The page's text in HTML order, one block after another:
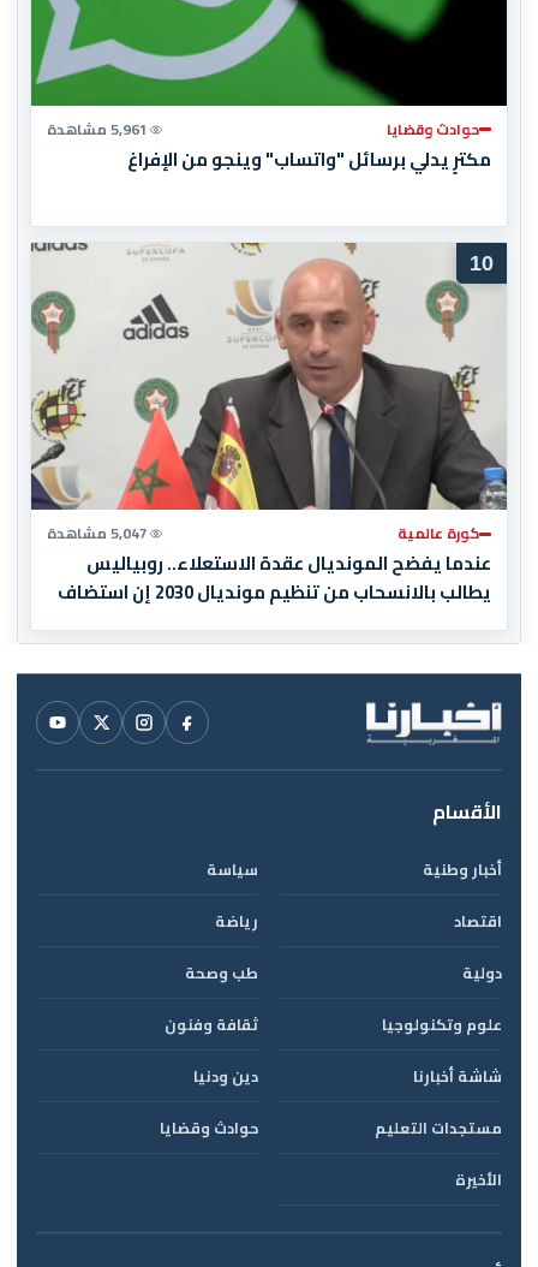
حوادث وقضايا 5,961 مشاهدة
مكترٍ يدلي برسائل "واتساب" وينجو من الإفراغ
10
كورة عالمية 5,047 مشاهدة
عندما يفضح المونديال عقدة الاستعلاء.. روبياليس
يطالب بالانسحاب من تنظيم مونديال 2030 إن استضاف
المغرب المباراة النهائية!
الأقسام
أخبار وطنية
سياسة
اقتصاد
رياضة
دولية
طب وصحة
علوم وتكنولوجيا
ثقافة وفنون
شاشة أخبارنا
دين ودنيا
مستجدات التعليم
حوادث وقضايا
الأخيرة